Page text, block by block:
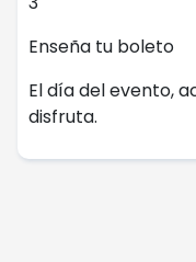
Enseña tu boleto
El día del evento,
disfruta.